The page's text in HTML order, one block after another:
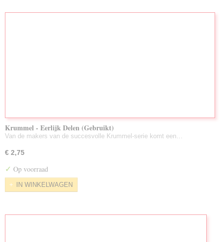
Krummel - Eerlijk Delen (Gebruikt)
Van de makers van de succesvolle Krummel-serie komt een…
€ 2,75
✓ Op voorraad
IN WINKELWAGEN